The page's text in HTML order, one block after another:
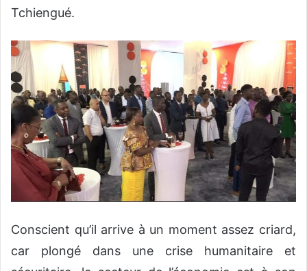
Tchiengué.
Conscient qu’il arrive à un moment assez criard,
car plongé dans une crise humanitaire et